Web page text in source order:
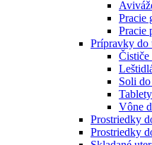
Pracie
Pracie
Prípravky do
Čističe
Soli
Vône
Prostriedky
Prostriedky